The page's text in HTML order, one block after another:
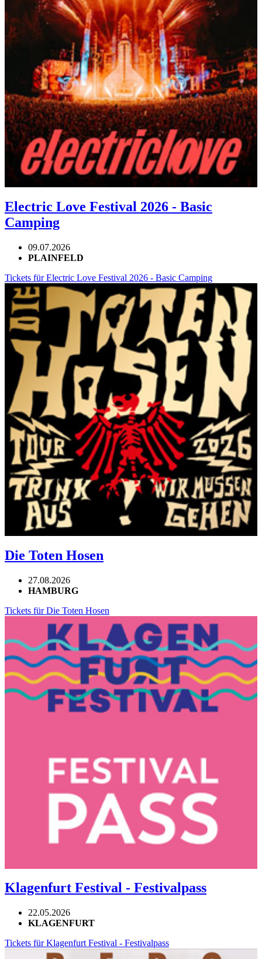
Electric Love Festival 2026 - Basic
Camping
09.07.2026
PLAINFELD
Tickets für Electric Love Festival 2026 - Basic Camping
Die Toten Hosen
27.08.2026
HAMBURG
Tickets für Die Toten Hosen
Klagenfurt Festival - Festivalpass
22.05.2026
KLAGENFURT
Tickets für Klagenfurt Festival - Festivalpass